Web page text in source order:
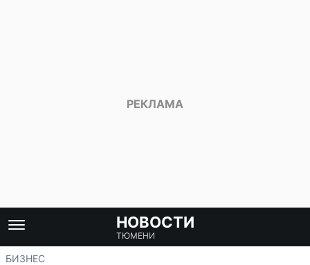
НОВОСТИ
ТЮМЕНИ
БИЗНЕС